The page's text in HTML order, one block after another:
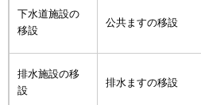
下水道施設の
移設
公共ますの移設
排水施設の移
設
排水ますの移設